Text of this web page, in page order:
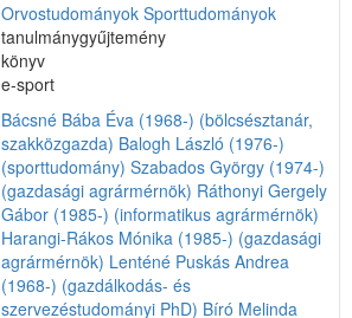
Orvostudományok Sporttudományok
tanulmánygyűjtemény
könyv
e-sport
Bácsné Bába Éva (1968-) (bölcsésztanár,
szakközgazda) Balogh László (1976-)
(sporttudomány) Szabados György (1974-)
(gazdasági agrármérnök) Ráthonyi Gergely
Gábor (1985-) (informatikus agrármérnök)
Harangi-Rákos Mónika (1985-) (gazdasági
agrármérnök) Lenténé Puskás Andrea
(1968-) (gazdálkodás- és
szervezéstudományi PhD) Bíró Melinda